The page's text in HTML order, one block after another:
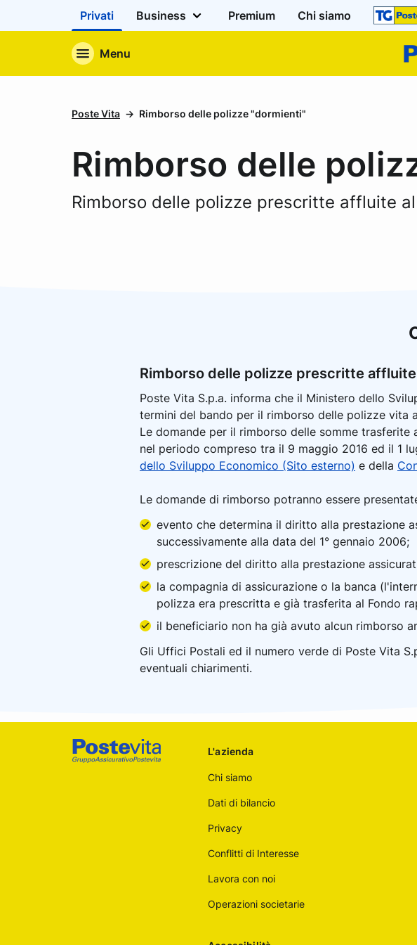
Privati Business Premium Chi siamo
Menu
Poste Vita Rimborso delle polizze "dormienti"
Rimborso delle
Rimborso delle polizze prescritte affluite
Rimborso delle polizze prescritte
Poste Vita S.p.a. informa che il Ministero dello
termini del bando per il rimborso delle polizze vita
Le domande per il rimborso delle somme
nel periodo compreso tra il 9 maggio 2016 ed il 1
dello Sviluppo Economico (Sito esterno) e della
Le domande di rimborso potranno essere
evento che determina il diritto alla prestazione
successivamente alla data del 1° gennaio 2006;
prescrizione del diritto alla prestazione
la compagnia di assicurazione o la banca
polizza era prescritta e già trasferita al Fondo
il beneficiario non ha già avuto alcun rimborso
Gli Uffici Postali ed il numero verde di Poste Vita
eventuali chiarimenti.
Footer
Poste
L'azienda
Chi siamo
Dati di bilancio
Privacy
Conflitti di Interesse
Lavora con noi
Operazioni societarie